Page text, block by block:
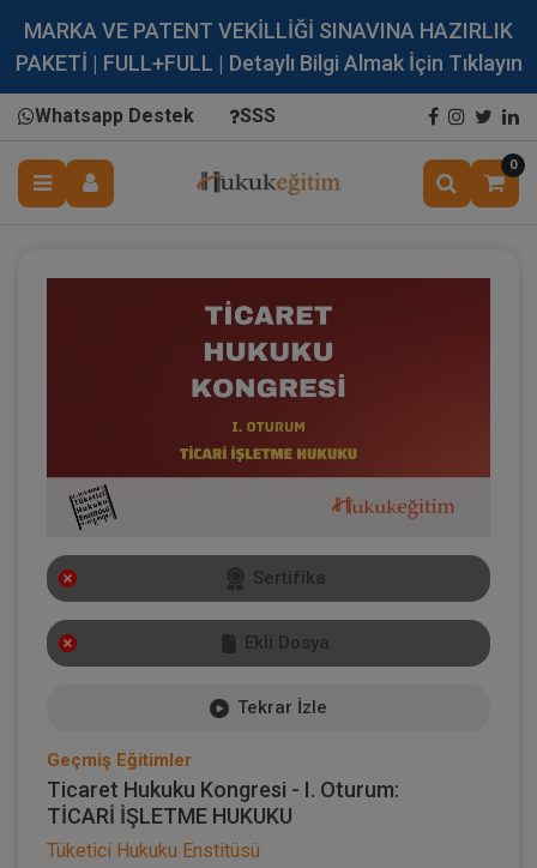
MARKA VE PATENT VEKİLLİĞİ SINAVINA HAZIRLIK
PAKETİ | FULL+FULL | Detaylı Bilgi Almak İçin Tıklayın
Whatsapp Destek SSS
0
Sertifika
Ekli Dosya
Tekrar İzle
Geçmiş Eğitimler
Ticaret Hukuku Kongresi - I. Oturum:
TİCARİ İŞLETME HUKUKU
Tüketici Hukuku Enstitüsü